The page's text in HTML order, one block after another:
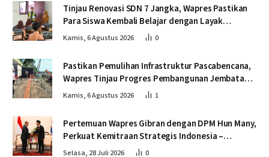
Tinjau Renovasi SDN 7 Jangka, Wapres Pastikan
Para Siswa Kembali Belajar dengan Layak
Pascabencana
Kamis, 6 Agustus 2026 0
Pastikan Pemulihan Infrastruktur Pascabencana,
Wapres Tinjau Progres Pembangunan Jembatan
Krueng Tingkeum Bireuen
Kamis, 6 Agustus 2026 1
Pertemuan Wapres Gibran dengan DPM Hun Many,
Perkuat Kemitraan Strategis Indonesia –
Kamboja
Selasa, 28 Juli 2026 0